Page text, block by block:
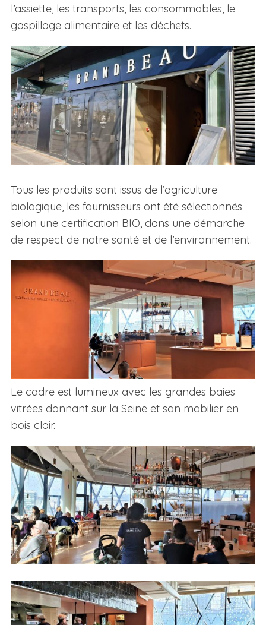
l’assiette, les transports, les consommables, le
gaspillage alimentaire et les déchets.
Tous les produits sont issus de l’agriculture
biologique, les fournisseurs ont été sélectionnés
selon une certification BIO, dans une démarche
de respect de notre santé et de l’environnement.
Le cadre est lumineux avec les grandes baies
vitrées donnant sur la Seine et son mobilier en
bois clair.